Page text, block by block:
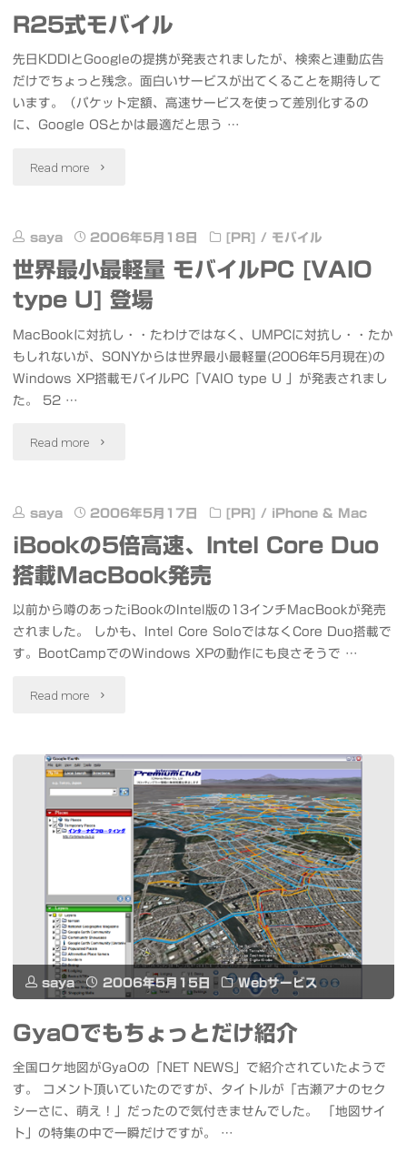
R25式モバイル
先日KDDIとGoogleの提携が発表されましたが、検索と連動広告
だけでちょっと残念。面白いサービスが出てくることを期待して
います。（パケット定額、高速サービスを使って差別化するの
に、Google OSとかは最適だと思う …
Read more "R25
モ
バ
イ
saya 2006年5月18日 [PR] / モバイル
世界最小最軽量 モバイルPC [VAIO
type U] 登場
MacBookに対抗し・・たわけではなく、UMPCに対抗し・・たか
もしれないが、SONYからは世界最小最軽量(2006年5月現在)の
Windows XP搭載モバイルPC「VAIO type U 」が発表されまし
た。 52 …
Read more "世
最
小
最
量
モ
イ
PC
type
U]
登
場"
saya 2006年5月17日 [PR] / iPhone & Mac
iBookの5倍高速、Intel Core Duo
搭載MacBook発売
以前から噂のあったiBookのIntel版の13インチMacBookが発売
されました。 しかも、Intel Core SoloではなくCore Duo搭載で
す。BootCampでのWindows XPの動作にも良さそうで …
Read more "iBook
5
高
Intel
Core
Duo
搭
載
MacBook
発
saya 2006年5月15日 Webサービス
GyaOでもちょっとだけ紹介
全国ロケ地図がGyaOの「NET NEWS」で紹介されていたようで
す。 コメント頂いていたのですが、タイトルが「古瀬アナのセク
シーさに、萌え！」だったので気付きませんでした。 「地図サイ
ト」の特集の中で一瞬だけですが。 …